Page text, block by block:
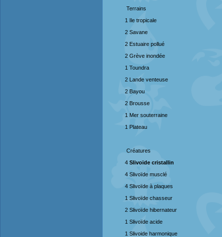
Terrains
1 Ile tropicale
2 Savane
2 Estuaire pollué
2 Grève inondée
1 Toundra
2 Lande venteuse
2 Bayou
2 Brousse
1 Mer souterraine
1 Plateau
Créatures
4 Slivoïde cristallin
4 Slivoïde musclé
4 Slivoïde à plaques
1 Slivoïde chasseur
2 Slivoïde hibernateur
1 Slivoïde acide
1 Slivoide harmonique